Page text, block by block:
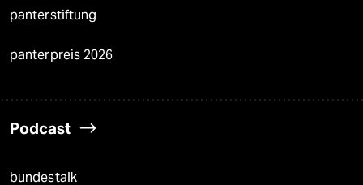
panterstiftung
panterpreis 2026
Podcast
bundestalk